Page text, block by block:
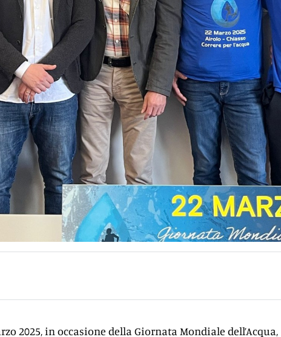
2025, in occasione della Giornata Mondiale dell’Acqua,